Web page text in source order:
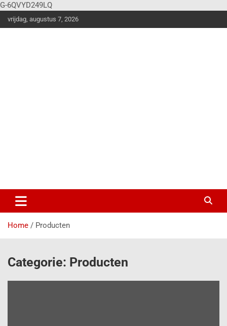
G-6QVYD249LQ
vrijdag, augustus 7, 2026
Home Producten
Categorie: Producten